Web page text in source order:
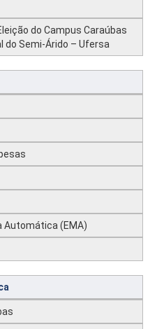
do Campus Caraúbas
do Semi-Árido – Ufersa
Automática (EMA)